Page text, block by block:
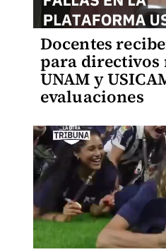
Docentes
para directivos
UNAM y
evaluaciones